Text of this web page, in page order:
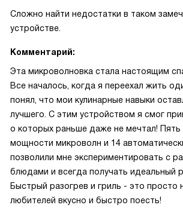
Сложно найти недостатки в таком
устройстве.
Комментарий:
Эта микроволновка стала настоящим
Все началось, когда я переехал жить
понял, что мои кулинарные навыки
лучшего. С этим устройством я смог
о которых раньше даже не мечтал! Пять
мощности микроволн и 14
позволили мне экспериментировать с
блюдами и всегда получать идеальный
Быстрый разогрев и гриль - это просто
любителей вкусно и быстро поесть!